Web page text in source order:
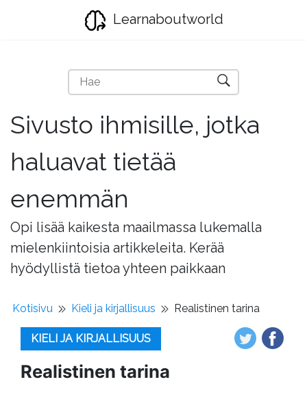
Learnaboutworld
Sivusto ihmisille, jotka
haluavat tietää
enemmän
Opi lisää kaikesta maailmassa lukemalla
mielenkiintoisia artikkeleita. Kerää
hyödyllistä tietoa yhteen paikkaan
Kotisivu Kieli ja kirjallisuus Realistinen tarina
KIELI JA KIRJALLISUUS
Realistinen tarina